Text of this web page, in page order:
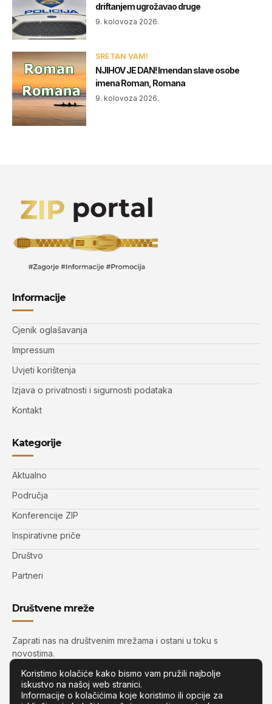
driftanjem ugrožavao druge
9. kolovoza 2026.
SRETAN VAM!
NJIHOV JE DAN! Imendan slave osobe
imena Roman, Romana
9. kolovoza 2026.
Informacije
Cjenik oglašavanja
Impressum
Uvjeti korištenja
Izjava o privatnosti i sigurnosti podataka
Kontakt
Kategorije
Aktualno
Područja
Konferencije ZIP
Inspirativne priče
Društvo
Partneri
Društvene mreže
Zaprati nas na društvenim mrežama i ostani u toku s
novostima.
Koristimo kolačiće kako bismo vam pružili najbolje
iskustvo na našoj web stranici.
Informacije o kolačićima koje koristimo ili opcije za